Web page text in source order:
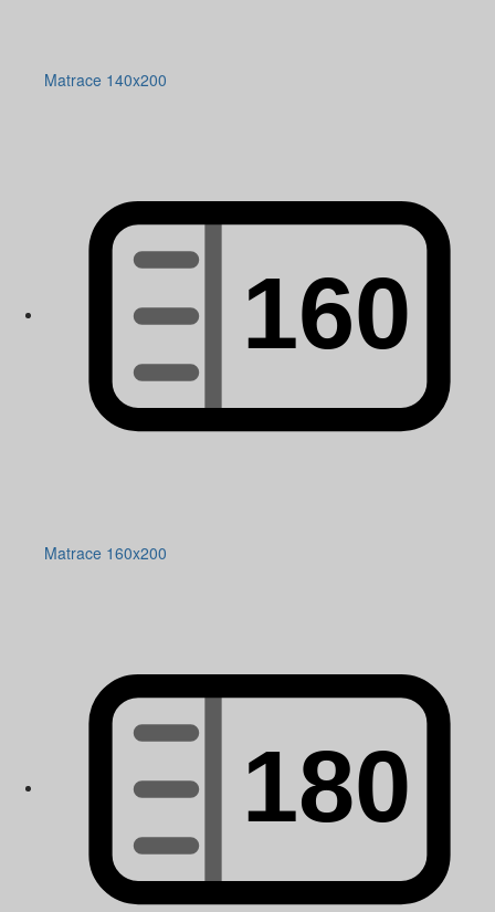
Matrace 140x200
Matrace 160x200